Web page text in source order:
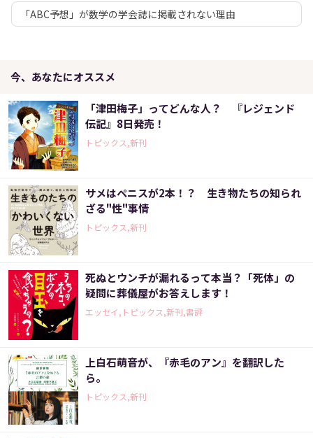
「ABC予想」が数学の学会誌に掲載されない理由
今、あなたにオススメ
「津田梅子」ってどんな人？ 『レジェンド
伝記』8日発売！
トピックス,新刊
サメはペニスが2本！？ 生き物たちの知られ
ざる"性"事情
トピックス,新刊
死ぬとウンチが漏れるって本当？「死体」の
疑問に葬儀屋がお答えします！
エッセイ,トピックス,新刊,書評
上白石萌音が、『赤毛のアン』を翻訳した
ら。
トピックス,新刊